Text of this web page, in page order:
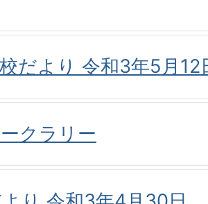
だより 令和3年5月12
クラリー